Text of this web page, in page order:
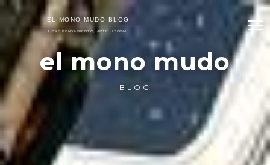
el mono mudo
BLOG